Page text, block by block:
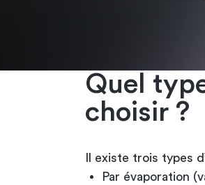
Quel
choisir ?
Il existe trois types
Par évaporation